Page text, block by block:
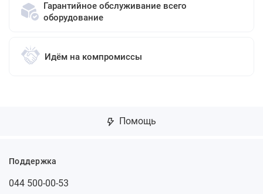
Гарантийное обслуживание всего
оборудование
Идём на компромиссы
Помощь
Поддержка
044 500-00-53